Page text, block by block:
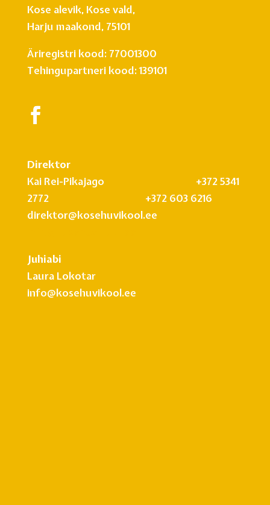
Kose alevik, Kose vald,
Harju maakond, 75101
Äriregistri kood: 77001300
Tehingupartneri kood: 139101
Direktor
Kai Rei-Pikajago +372 5341
2772 +372 603 6216
direktor@kosehuvikool.ee
Juhiabi
Laura Lokotar
info@kosehuvikool.ee